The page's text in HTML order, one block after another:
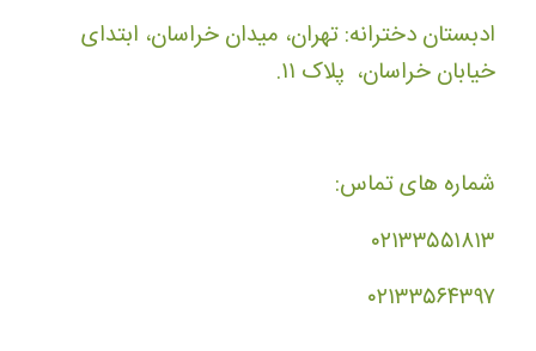
ادبستان دخترانه: تهران، میدان خراسان، ابتدای
خیابان خراسان، پلاک ۱۱.
شماره های تماس:
۰۲۱۳۳۵۵۱۸۱۳
۰۲۱۳۳۵۶۴۳۹۷